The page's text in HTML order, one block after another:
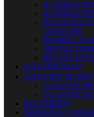
CONSUMO
BOMBILLAS
REGLETAS
ELECTRICIDAD
 EQUIPO DE
GAFAS DE
GUANTES
RECAMBIOS
DEPORTES Y